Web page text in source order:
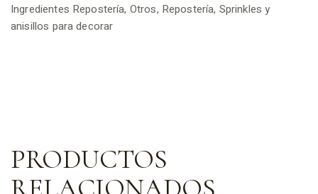
Ingredientes Repostería, Otros, Repostería, Sprinkles y
anisillos para decorar
PRODUCTOS